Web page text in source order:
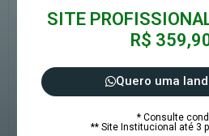
SITE
R$
Quero uma
* Consulte
** Site Institucional até 3